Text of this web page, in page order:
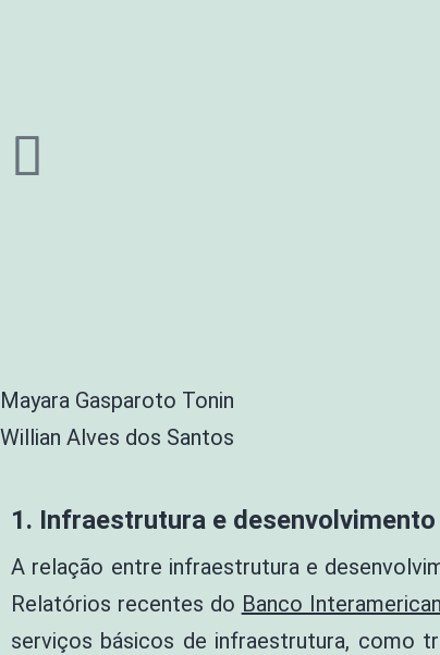
Mayara Gasparoto Tonin
Willian Alves dos Santos
1. Infraestrutura e
A relação entre infraestrutura e
Relatórios recentes do Banco
serviços básicos de infraestrutura, como